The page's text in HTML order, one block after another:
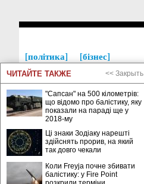
ЧИТАЙТЕ ТАКЖЕ << Закрыть
"Сапсан" на 500 кілометрів:
що відомо про балістику, яку
показали на параді ще у
2018-му
Ці знаки Зодіаку нарешті
здійснять прорив, на який
так довго чекали
Коли Freyja почне збивати
балістику: у Fire Point
політика
Україна
Росія
Світ
Новини
бізнес
Економіка
Фінанси та банки
Податки та право
Ринки та компанії
Страхування
Товари та послуги
Нерухомість
Новини